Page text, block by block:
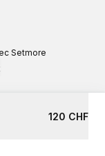
Setmore
120 CHF